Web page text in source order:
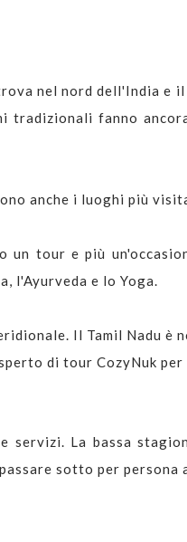
nel nord dell'India e
fanno
anche i luoghi più
tour e più
l'Ayurveda e lo Yoga.
Il Tamil Nadu
di tour CozyNuk
La bassa
sotto per